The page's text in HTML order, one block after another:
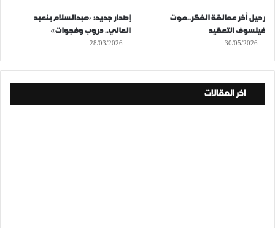
رحيل آخر عمالقة الفكر..موت
فيلسوف التعقيد
30/05/2026
إصدار جديد: «عبدالسلام بنعبد
العالي.. دروب وفجوات»
28/03/2026
اخر المقالات